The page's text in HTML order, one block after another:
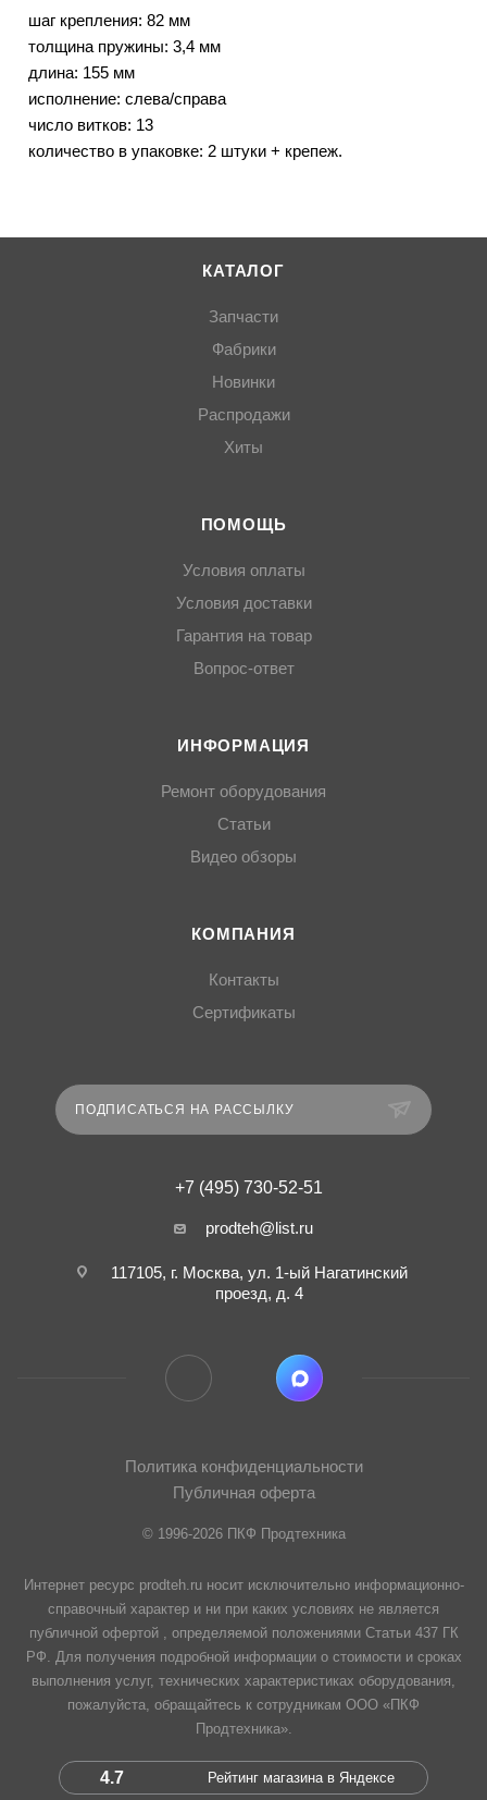
шаг крепления: 82 мм
толщина пружины: 3,4 мм
длина: 155 мм
исполнение: слева/справа
число витков: 13
количество в упаковке: 2 штуки + крепеж.
КАТАЛОГ
Запчасти
Фабрики
Новинки
Распродажи
Хиты
ПОМОЩЬ
Условия оплаты
Условия доставки
Гарантия на товар
Вопрос-ответ
ИНФОРМАЦИЯ
Ремонт оборудования
Статьи
Видео обзоры
КОМПАНИЯ
Контакты
Сертификаты
ПОДПИСАТЬСЯ НА РАССЫЛКУ
+7 (495) 730-52-51
prodteh@list.ru
117105, г. Москва, ул. 1-ый Нагатинский
проезд, д. 4
Политика конфиденциальности
Публичная оферта
© 1996-2026 ПКФ Продтехника
Интернет ресурс prodteh.ru носит исключительно информационно-
справочный характер и ни при каких условиях не является
публичной офертой , определяемой положениями Статьи 437 ГК
РФ. Для получения подробной информации о стоимости и сроках
выполнения услуг, технических характеристиках оборудования,
пожалуйста, обращайтесь к сотрудникам ООО «ПКФ
Продтехника».
4.7 Рейтинг магазина в Яндексе